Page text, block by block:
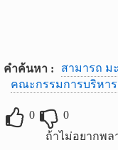
คำค้นหา : สามารถ ม
คณะกรรมการบริหา
0
0
ถ้าไม่อยากพล